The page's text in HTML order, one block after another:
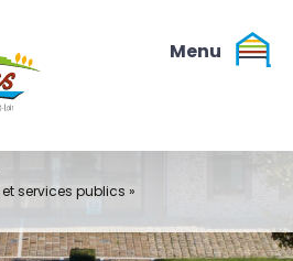
services publics »